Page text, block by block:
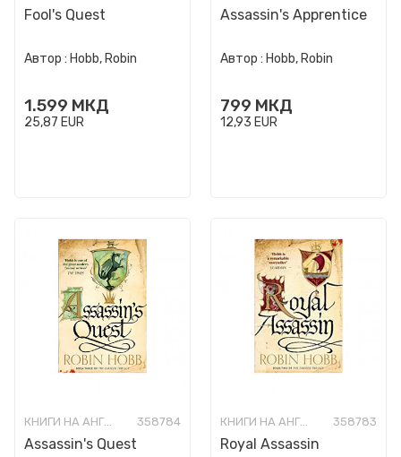
Fool's Quest
Автор : Hobb, Robin
1.599 МКД
25,87 EUR
Assassin's Apprentice
Автор : Hobb, Robin
799 МКД
12,93 EUR
КНИГИ НА АНГЛИСКИ ЈАЗИК 358784
Assassin's Quest
КНИГИ НА АНГЛИСКИ ЈАЗИК 358783
Royal Assassin